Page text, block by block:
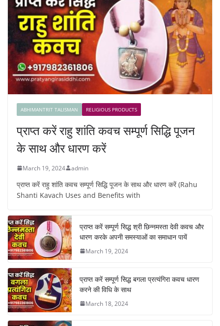
ABHIMANTRIT TALISMAN RELIGIOUS PRODUCTS
प्राप्त करें राहु शांति कवच सम्पूर्ण सिद्धि पूजन
के साथ और धारण करें
March 19, 2024 admin
प्राप्त करें राहु शांति कवच सम्पूर्ण सिद्धि पूजन के साथ और धारण करें (Rahu
Shanti Kavach Uses and Benefits with
प्राप्त करें सम्पूर्ण सिद्ध श्री छिन्नमस्ता देवी कवच और
धारण करके अपनी समस्याओं का समाधान पायें
March 19, 2024
प्राप्त करें सम्पूर्ण सिद्ध बगला प्रत्यंगिरा कवच धारण
करने की विधि के साथ
March 18, 2024